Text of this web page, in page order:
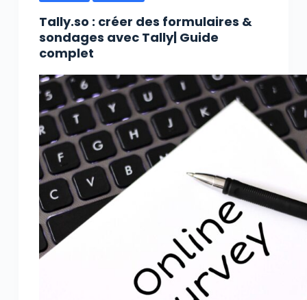
Tally.so : créer des formulaires &
sondages avec Tally| Guide
complet